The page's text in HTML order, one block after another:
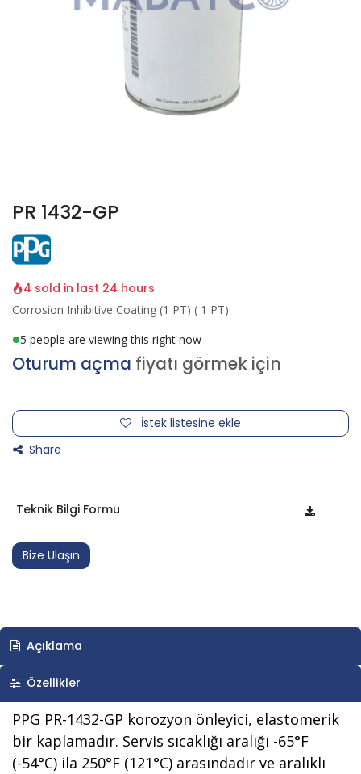
PR 1432-GP
4 sold in last 24 hours
Corrosion Inhibitive Coating (1 PT) ( 1 PT)
5 people are viewing this right now
Oturum açma fiyatı görmek için
İstek listesine ekle
Share
Teknik Bilgi Formu
Bize Ulaşın
Açıklama
Özellikler
PPG PR-1432-GP korozyon önleyici, elastomerik
bir kaplamadır. Servis sıcaklığı aralığı -65°F
(-54°C) ila 250°F (121°C) arasındadır ve aralıklı